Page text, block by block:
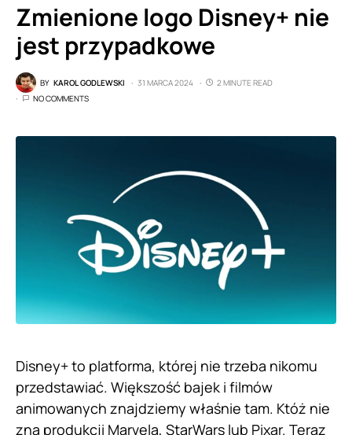
Zmienione logo Disney+ nie
jest przypadkowe
BY KAROL GODLEWSKI 31 MARCA 2024
2 MINUTE READ
NO COMMENTS
Disney+ to platforma, której nie trzeba nikomu
przedstawiać. Większość bajek i filmów
animowanych znajdziemy właśnie tam. Któż nie
zna produkcji Marvela, StarWars lub Pixar. Teraz